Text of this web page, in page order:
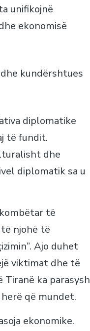
unifikojnë
ekonomisë
kundërshtues
diplomatike
të fundit.
dhe
diplomatik sa u
të
njohë të
Ajo duhet
viktimat dhe të
Tiranë ka parasysh
që mundet.
ekonomike.